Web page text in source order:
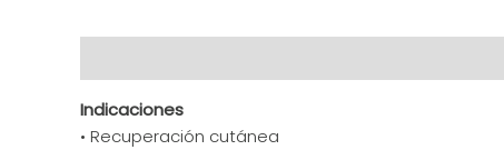
Indicaciones
• Recuperación cutánea